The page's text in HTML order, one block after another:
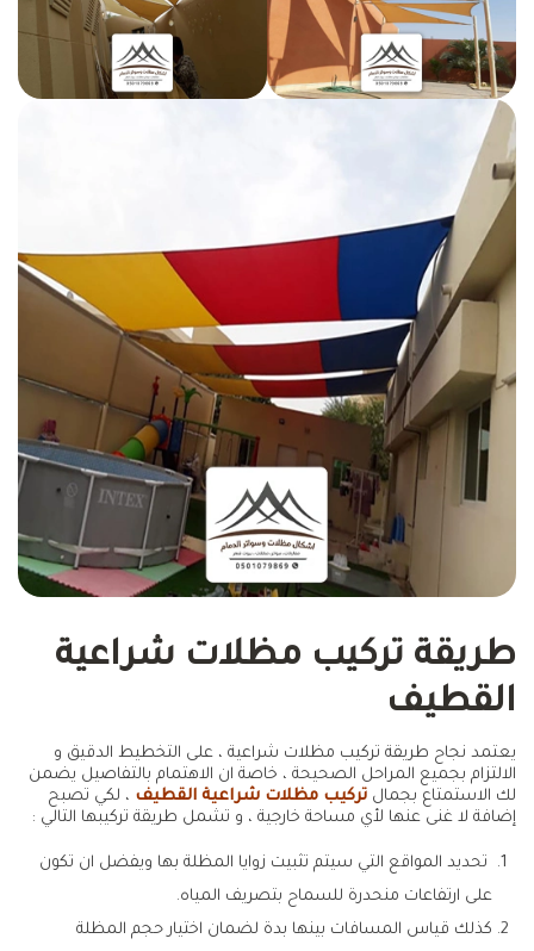
طريقة تركيب مظلات شراعية
القطيف
يعتمد نجاح طريقة تركيب مظلات شراعية ، على التخطيط الدقيق و
الالتزام بجميع المراحل الصحيحة ، خاصة ان الاهتمام بالتفاصيل يضمن
لك الاستمتاع بجمال تركيب مظلات شراعية القطيف ، لكي تصبح
إضافة لا غنى عنها لأي مساحة خارجية ، و تشمل طريقة تركيبها التالي :
تحديد المواقع التي سيتم تثبيت زوايا المظلة بها ويفضل ان تكون
على ارتفاعات منحدرة للسماح بتصريف المياه.
كذلك قياس المسافات بينها بدة لضمان اختيار حجم المظلة